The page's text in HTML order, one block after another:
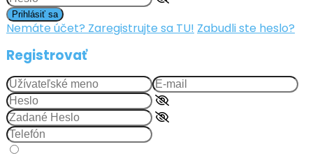
Prihlásiť sa
Nemáte účet? Zaregistrujte sa TU! Zabudli ste heslo?
Registrovať